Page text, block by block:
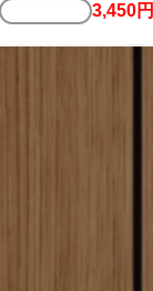
3,450円